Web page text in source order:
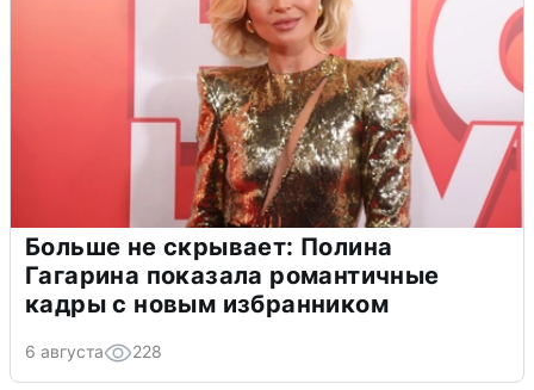
Больше не скрывает: Полина
Гагарина показала романтичные
кадры с новым избранником
6 августа 228